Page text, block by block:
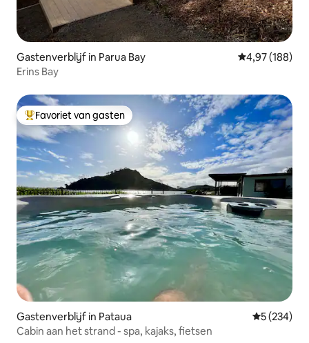
Gastenverblijf in Parua Bay Gemiddelde
4,97 (188)
Erins Bay
Topfavoriet van gasten
Favoriet van gasten
Gastenverblijf in Pataua
5 (234)
Cabin aan het strand - spa, kajaks, fietsen